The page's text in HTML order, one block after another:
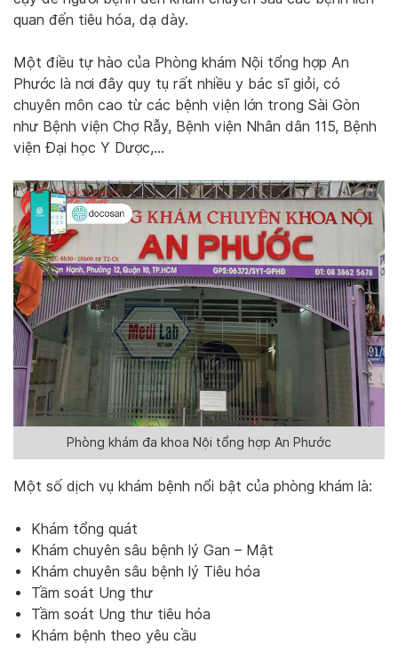
quan đến tiêu hóa, dạ dày.
Một điều tự hào của Phòng khám Nội tổng hợp An
Phước là nơi đây quy tụ rất nhiều y bác sĩ giỏi, có
chuyên môn cao từ các bệnh viện lớn trong Sài Gòn
như Bệnh viện Chợ Rẫy, Bệnh viện Nhân dân 115, Bệnh
viện Đại học Y Dược,…
Phòng khám đa khoa Nội tổng hợp An Phước
Một số dịch vụ khám bệnh nổi bật của phòng khám là:
Khám tổng quát
Khám chuyên sâu bệnh lý Gan – Mật
Khám chuyên sâu bệnh lý Tiêu hóa
Tầm soát Ung thư
Tầm soát Ung thư tiêu hóa
Khám bệnh theo yêu cầu